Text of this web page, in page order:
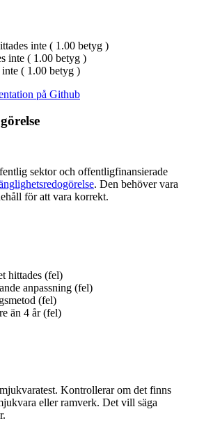
inte ( 1.00 betyg )
inte ( 1.00 betyg )
( 1.00 betyg )
på Github
sektor och offentlig­finansierade
. Den behöver vara
för att vara korrekt.
hittades (fel)
anpassning (fel)
(fel)
än 4 år (fel)
Kontrollerar om det finns
eller ramverk. Det vill säga